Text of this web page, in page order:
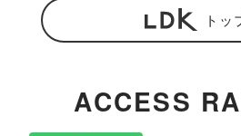
トッ
ACCESS